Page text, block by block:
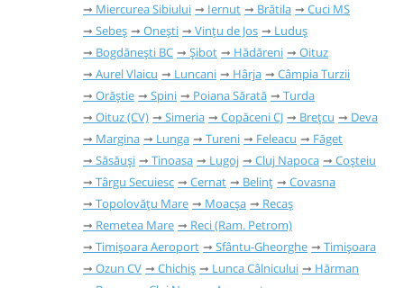
Miercurea Sibiului
Iernut Brătila
Cuci MS
Sebeș
Onești Vințu de Jos
Luduș
Bogdănești BC
Șibot Hădăreni
Oituz
Aurel Vlaicu
Luncani Hârja
Câmpia Turzii
Orăștie
Spini Poiana Sărată
Turda
Oituz (CV)
Simeria Copăceni CJ Brețcu
Deva
Margina
Lunga Tureni Feleacu
Făget
Săsăuși
Tinoasa Lugoj Cluj Napoca
Coșteiu
Târgu Secuiesc
Cernat Belinț
Covasna
Topolovățu Mare
Moacșa
Recaș
Remetea Mare
Reci (Ram. Petrom)
Timișoara Aeroport
Sfântu-Gheorghe
Timișoara
Ozun CV
Chichiș Lunca Câlnicului
Hărman